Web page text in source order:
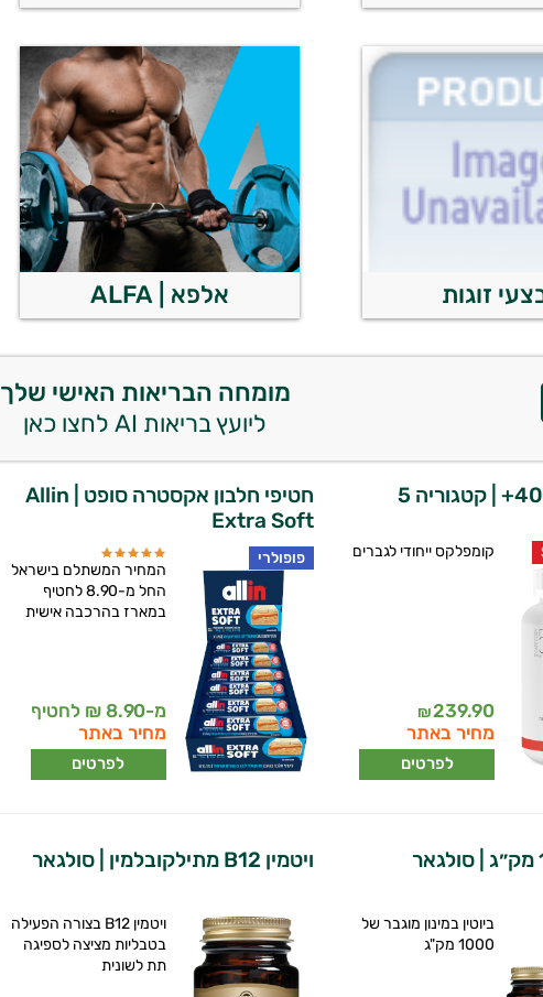
זוגות אלפא | ALFA
מומחה הבריאות האישי שלך
ליועץ בריאות AI לחצו כאן
קומפלקס ייחודי לגברים
239.90
₪
מחיר באתר
לפרטים
חטיפי חלבון אקסטרה סופט | Allin
Extra Soft
פופולרי
המחיר המשתלם בישראל
החל מ-8.90 לחטיף
במארז בהרכבה אישית
מ-8.90 ₪ לחטיף
מחיר באתר
לפרטים
ביוטין במינון מוגבר של
1000 מק"ג
ויטמין B12 מתילקובלמין | סולגאר
ויטמין B12 בצורה הפעילה
בטבליות מציצה לספיגה
תת לשונית